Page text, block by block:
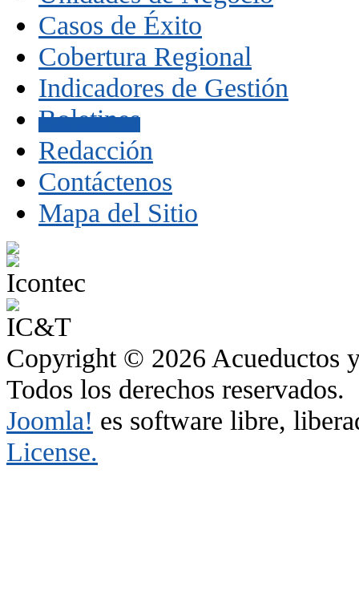
Casos de Éxito
Cobertura Regional
Indicadores de Gestión
Boletines
Redacción
Contáctenos
Mapa del Sitio
Copyright © 2026 Acueductos
Todos los derechos reservados.
Joomla! es software libre,
License.